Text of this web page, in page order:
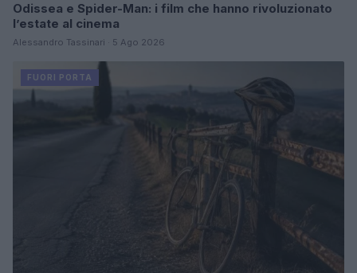
Odissea e Spider-Man: i film che hanno rivoluzionato
l’estate al cinema
Alessandro Tassinari · 5 Ago 2026
FUORI PORTA